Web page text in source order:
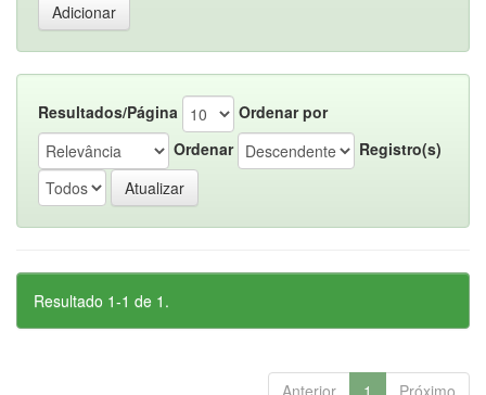
Resultados/Página
Ordenar por
Ordenar
Registro(s)
Resultado 1-1 de 1.
Anterior 1 Próximo